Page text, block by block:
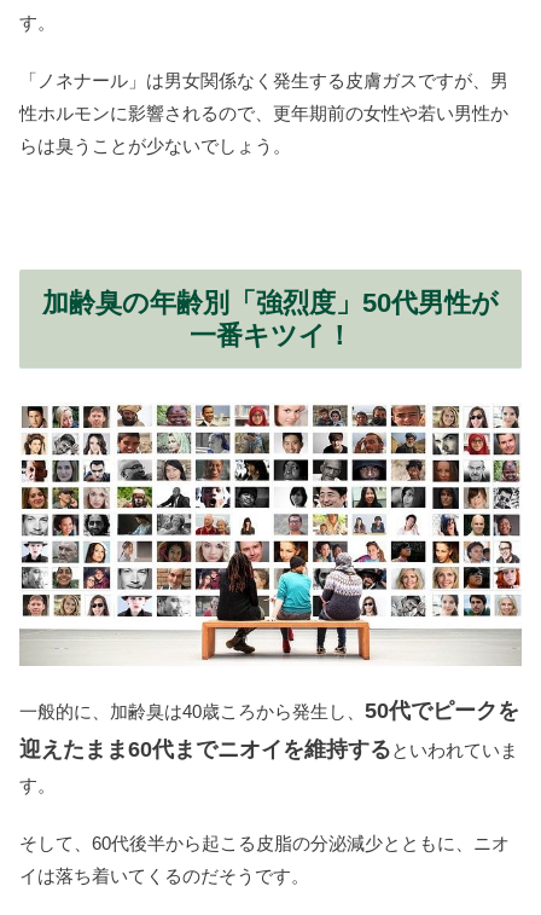
す。
「ノネナール」は男女関係なく発生する皮膚ガスですが、男
性ホルモンに影響されるので、更年期前の女性や若い男性か
らは臭うことが少ないでしょう。
加齢臭の年齢別「強烈度」50代男性が
一番キツイ！
一般的に、加齢臭は40歳ころから発生し、 50代でピークを
迎えたまま60代までニオイを維持するといわれていま
す。
そして、60代後半から起こる皮脂の分泌減少とともに、ニオ
イは落ち着いてくるのだそうです。